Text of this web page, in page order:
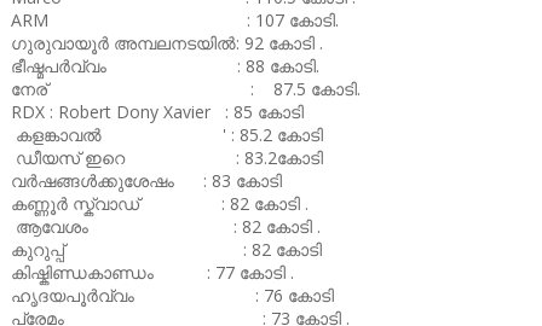
ARM : 107 കോടി.
ഗുരുവായൂർ അമ്പലനടയിൽ: 92 കോടി .
ഭീഷ്മപർവ്വം : 88 കോടി.
നേര് : 87.5 കോടി.
RDX : Robert Dony Xavier : 85 കോടി
കളങ്കാവൽ ' : 85.2 കോടി
ഡീയസ് ഇറെ : 83.2കോടി
വർഷങ്ങൾക്കുശേഷം : 83 കോടി
കണ്ണൂർ സ്ക്വാഡ് : 82 കോടി .
ആവേശം : 82 കോടി .
കുറുപ്പ് : 82 കോടി
കിഷ്കിണ്ഡകാണ്ഡം : 77 കോടി .
ഹൃദയപൂർവ്വം : 76 കോടി
പ്രേമം : 73 കോടി .